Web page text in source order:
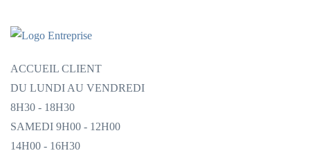
ACCUEIL CLIENT
DU LUNDI AU VENDREDI
8H30 - 18H30
SAMEDI 9H00 - 12H00
14H00 - 16H30